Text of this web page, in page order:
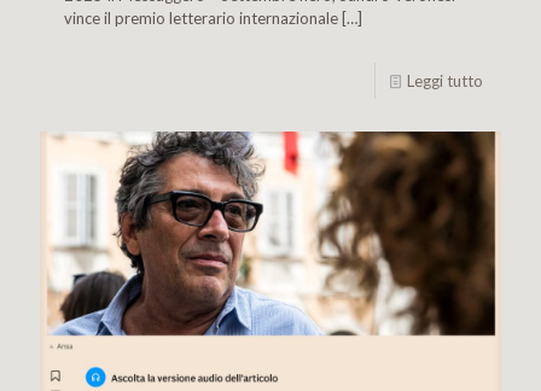
vince il premio letterario internazionale […]
Leggi tutto